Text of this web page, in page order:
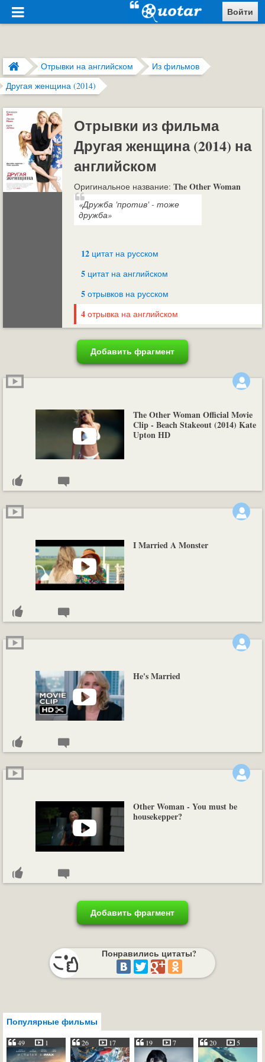
Войти
Отрывки на английском
Из фильмов
Другая женщина (2014)
Отрывки из фильма
Другая женщина (2014) на
английском
Оригинальное название: The Other Woman
«Дружба 'против' - тоже
дружба»
12 цитат на русском
5 цитат на английском
5 отрывков на русском
4 отрывка на английском
Добавить фрагмент
The Other Woman Official Movie
Clip - Beach Stakeout (2014) Kate
Upton HD
I Married A Monster
He's Married
Other Woman - You must be
housekepper?
Добавить фрагмент
Понравились цитаты?
Популярные фильмы
49 1 26 17 19 7 20 5